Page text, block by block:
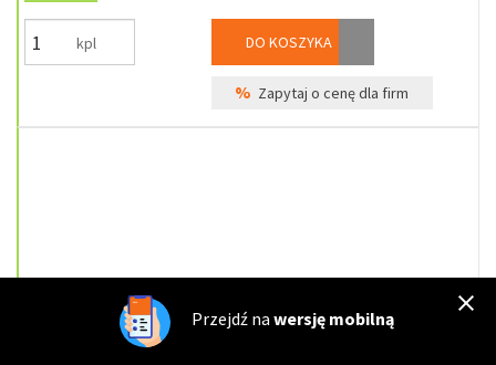
kpl DO KOSZYKA
% Zapytaj o cenę dla firm
Przejdź na wersję mobilną